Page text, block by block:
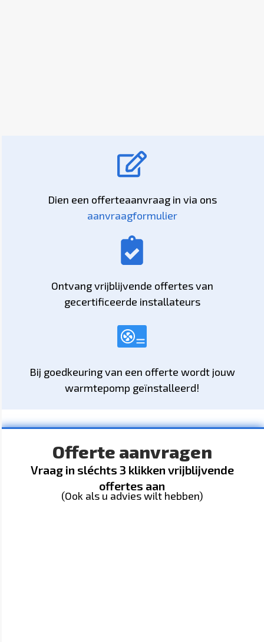
Dien een offerteaanvraag in via ons
aanvraagformulier
Ontvang vrijblijvende offertes van
gecertificeerde installateurs
Bij goedkeuring van een offerte wordt jouw
warmtepomp geïnstalleerd!
Offerte aanvragen
Vraag in sléchts 3 klikken vrijblijvende
offertes aan
(Ook als u advies wilt hebben)